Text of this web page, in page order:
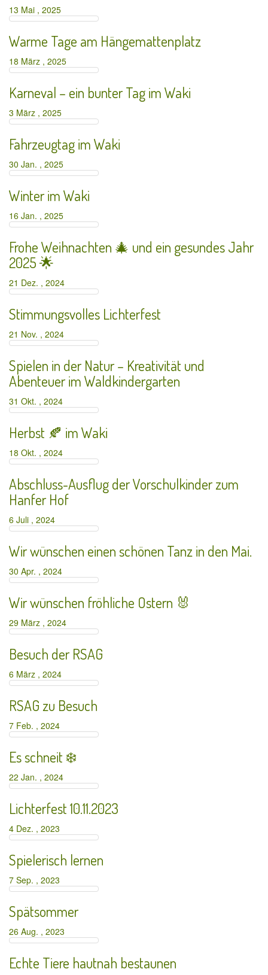
13 Mai , 2025
Warme Tage am Hängemattenplatz
18 März , 2025
Karneval – ein bunter Tag im Waki
3 März , 2025
Fahrzeugtag im Waki
30 Jan. , 2025
Winter im Waki
16 Jan. , 2025
Frohe Weihnachten 🎄 und ein gesundes Jahr
2025 🌟
21 Dez. , 2024
Stimmungsvolles Lichterfest
21 Nov. , 2024
Spielen in der Natur – Kreativität und
Abenteuer im Waldkindergarten
31 Okt. , 2024
Herbst 🍂 im Waki
18 Okt. , 2024
Abschluss-Ausflug der Vorschulkinder zum
Hanfer Hof
6 Juli , 2024
Wir wünschen einen schönen Tanz in den Mai.
30 Apr. , 2024
Wir wünschen fröhliche Ostern 🐰
29 März , 2024
Besuch der RSAG
6 März , 2024
RSAG zu Besuch
7 Feb. , 2024
Es schneit ❄️
22 Jan. , 2024
Lichterfest 10.11.2023
4 Dez. , 2023
Spielerisch lernen
7 Sep. , 2023
Spätsommer
26 Aug. , 2023
Echte Tiere hautnah bestaunen